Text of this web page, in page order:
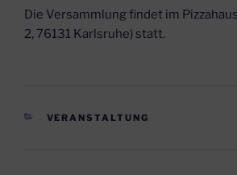
Die Versammlung findet im
2, 76131 Karlsruhe) statt.
KATEGORIEN
VERANSTALTUNG